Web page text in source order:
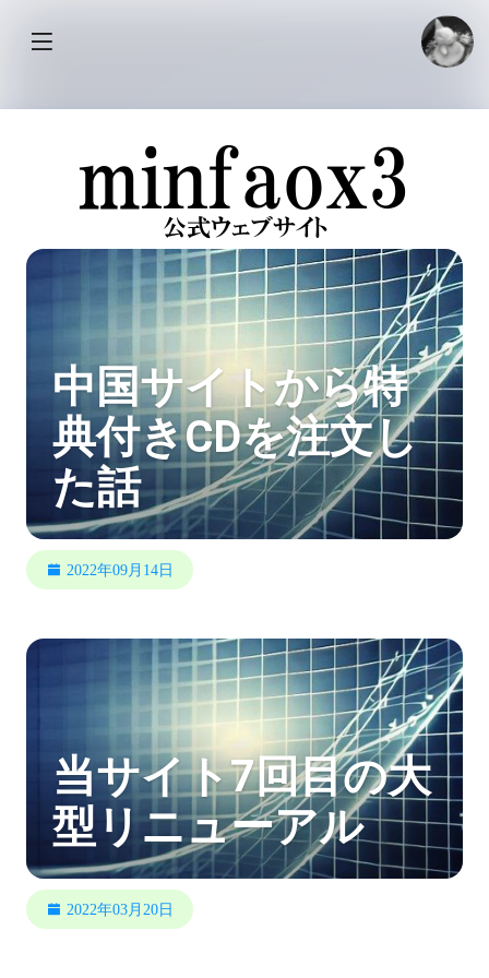
中国サイトから特
典付きCDを注文し
た話
2022年09月14日
当サイト7回目の大
型リニューアル
2022年03月20日